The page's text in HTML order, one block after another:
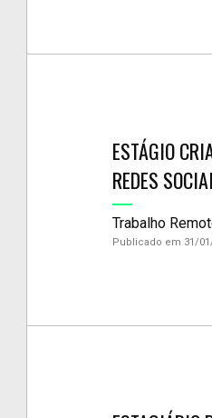
ESTÁGIO
REDES
Trabalho
Publicado em 31/